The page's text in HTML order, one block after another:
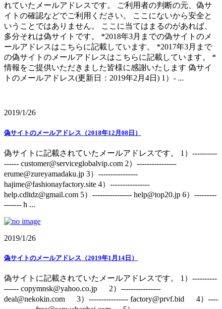
れていたメールアドレスです。 ご利用者の判断の元、偽サ
イトの確認などでご利用ください。 ここにないから安全と
いうことではありません。 ここに当てはまるのがあれば、
多分それは偽サイトです。 *2018年3月までの偽サイトのメ
ールアドレスはこちらに記載しています。 *2017年3月まで
の偽サイトのメールアドレスはこちらに記載しています。 *
情報をご提供いただきました皆様に感謝いたします 偽サイ
トのメールアドレス(更新日：2019年2月4日) 1）- ...
2019/1/26
偽サイトのメールアドレス（2018年12月08日）
偽サイトに記載されていたメールアドレスです。 1）----------
------ customer@serviceglobalvip.com 2）----------------
erume@zureyamadaku.jp 3）----------------
hajime@fashionayfactory.site 4）----------------
help.cdltdz@gmail.com 5）---------------- help@top20.jp 6）---------
------- h ...
2019/1/26
偽サイトのメールアドレス（2019年1月14日）
偽サイトに記載されていたメールアドレスです。 1）----------
------ copymnsk@yahoo.co.jp 2）----------------
deal@nekokin.com 3）---------------- factory@prvf.bid 4）----